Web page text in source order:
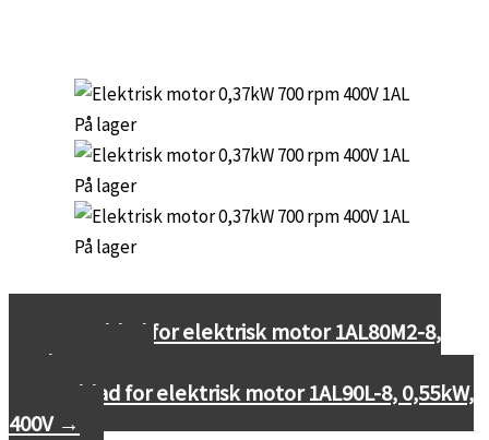
Datablad for elektrisk motor 1AL80M2-8,
0,25kW, 400V
Datablad for elektrisk motor 1AL90L-8, 0,55kW,
400V →